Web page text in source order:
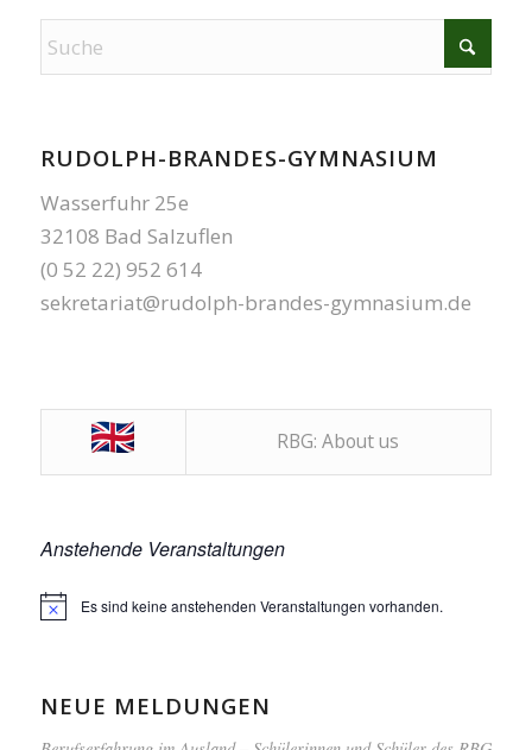
RUDOLPH-BRANDES-GYMNASIUM
Wasserfuhr 25e
32108 Bad Salzuflen
(0 52 22) 952 614
sekretariat@rudolph-brandes-gymnasium.de
RBG: About us
Anstehende Veranstaltungen
HinweisEs sind keine anstehenden Veranstaltungen vorhanden.
NEUE MELDUNGEN